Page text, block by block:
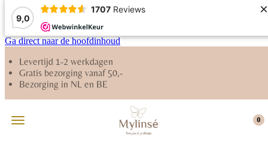
9,0
1707 Reviews ×
Ga direct naar de hoofdinhoud
0
Levertijd 1-2 werkdagen
Gratis bezorging vanaf 50,-
Bezorging in NL en BE